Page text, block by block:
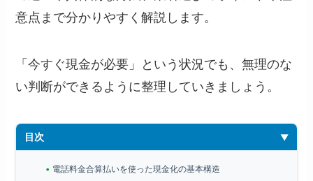
意点まで分かりやすく解説します。
「今すぐ現金が必要」という状況でも、無理のな
い判断ができるように整理していきましょう。
目次
電話料金合算払いを使った現金化の基本構造